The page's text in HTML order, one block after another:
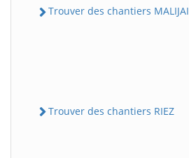
Trouver des chantiers MALIJAI
Trouver des chantiers RIEZ